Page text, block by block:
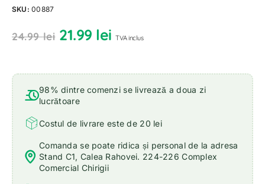
SKU:00887
24.99lei 21.99 lei TVA inclus
98% dintre comenzi se livrează a doua zi
lucrătoare
Costul de livrare este de 20 lei
Comanda se poate ridica și personal de la adresa
Stand C1, Calea Rahovei. 224-226 Complex
Comercial Chirigii